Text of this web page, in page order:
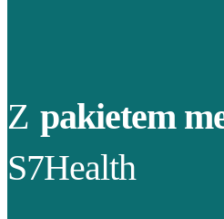
Z pakietem
S7Health